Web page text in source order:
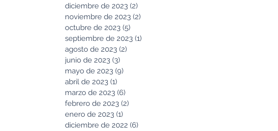
diciembre de 2023 (2)
noviembre de 2023 (2)
octubre de 2023 (5)
septiembre de 2023 (1)
agosto de 2023 (2)
junio de 2023 (3)
mayo de 2023 (9)
abril de 2023 (1)
marzo de 2023 (6)
febrero de 2023 (2)
enero de 2023 (1)
diciembre de 2022 (6)